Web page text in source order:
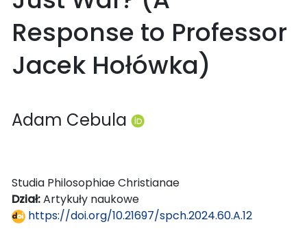
Response to Professor
Jacek Hołówka)
Adam Cebula
Studia Philosophiae Christianae
Dział:Artykuły naukowe
https://doi.org/10.21697/spch.2024.60.A.12